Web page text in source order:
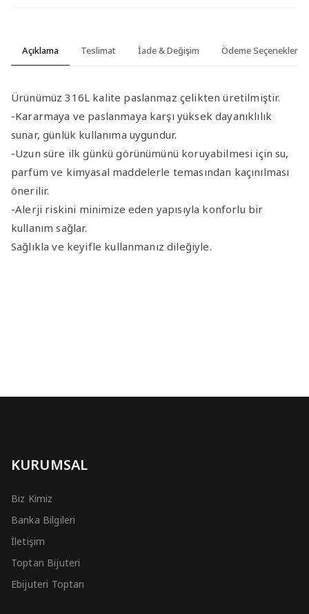
Açıklama Teslimat İade & Değişim Ödeme Seçenekleri
Ürünümüz 316L kalite paslanmaz çelikten üretilmiştir.
-Kararmaya ve paslanmaya karşı yüksek dayanıklılık
sunar, günlük kullanıma uygundur.
-Uzun süre ilk günkü görünümünü koruyabilmesi için su,
parfüm ve kimyasal maddelerle temasından kaçınılması
önerilir.
-Alerji riskini minimize eden yapısıyla konforlu bir
kullanım sağlar.
Sağlıkla ve keyifle kullanmanız dileğiyle.
KURUMSAL
Biz Kimiz
Banka Bilgileri
İletişim
Toptan Bijuteri
Ebijuteri Toptan